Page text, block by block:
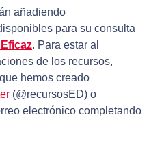
añadiendo
para su consulta
. Para estar al
de los recursos,
hemos creado
(@recursosED) o
electrónico completando